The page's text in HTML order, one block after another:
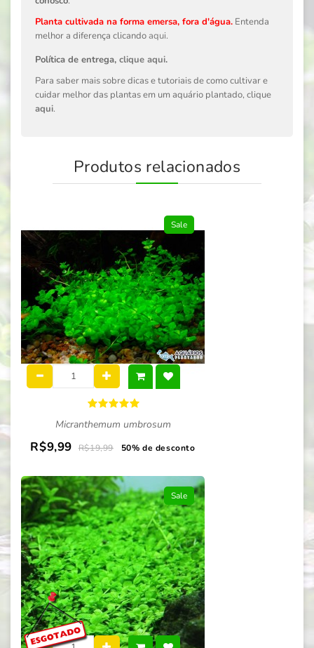
Planta cultivada na forma emersa, fora d'água. Entenda
melhor a diferença clicandoaqui.
Política de entrega, clique aqui.
Para saber mais sobre dicas e tutoriais de como cultivar e
cuidar melhor das plantas em um aquário plantado, clique
aqui.
Produtos relacionados
Sale
Micranthemum umbrosum
R$9,99 R$19,99 50% de desconto
Sale